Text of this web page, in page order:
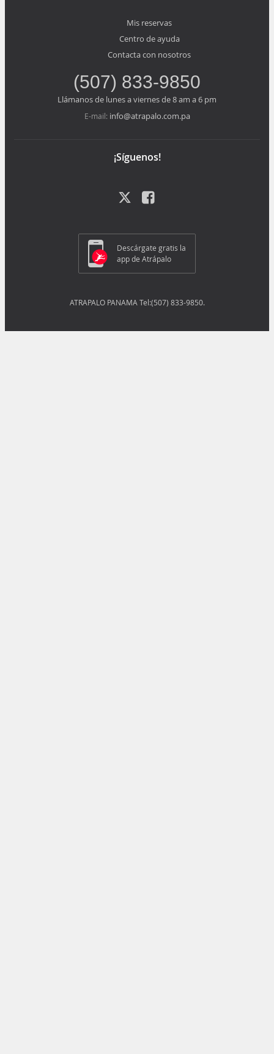
Mis reservas
Centro de ayuda
Contacta con nosotros
(507) 833-9850
Llámanos de lunes a viernes de 8 am a 6 pm
E-mail: info@atrapalo.com.pa
¡Síguenos!
Descárgate gratis la
app de Atrápalo
ATRAPALO PANAMA Tel:(507) 833-9850.